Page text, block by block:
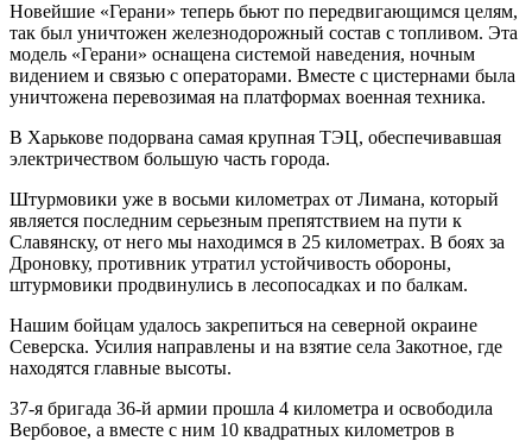
Новейшие «Герани» теперь бьют по передвигающимся целям,
так был уничтожен железнодорожный состав с топливом. Эта
модель «Герани» оснащена системой наведения, ночным
видением и связью с операторами. Вместе с цистернами была
уничтожена перевозимая на платформах военная техника.
В Харькове подорвана самая крупная ТЭЦ, обеспечивавшая
электричеством большую часть города.
Штурмовики уже в восьми километрах от Лимана, который
является последним серьезным препятствием на пути к
Славянску, от него мы находимся в 25 километрах. В боях за
Дроновку, противник утратил устойчивость обороны,
штурмовики продвинулись в лесопосадках и по балкам.
Нашим бойцам удалось закрепиться на северной окраине
Северска. Усилия направлены и на взятие села Закотное, где
находятся главные высоты.
37-я бригада 36-й армии прошла 4 километра и освободила
Вербовое, а вместе с ним 10 квадратных километров в